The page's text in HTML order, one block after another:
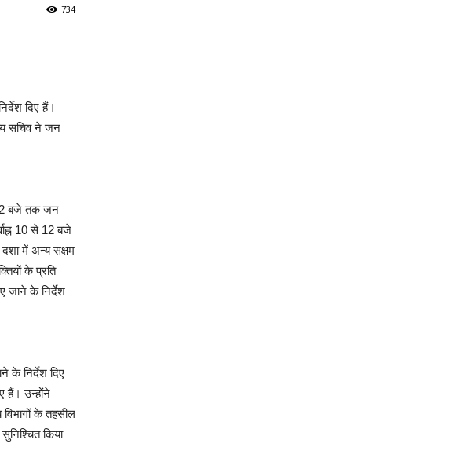
734
दिए हैं।
सचिव ने जन
12 बजे तक जन
10 से 12 बजे
दशा में अन्य सक्षम
के प्रति
जाने के निर्देश
के निर्देश दिए
हैं। उन्होंने
विभागों के तहसील
किया